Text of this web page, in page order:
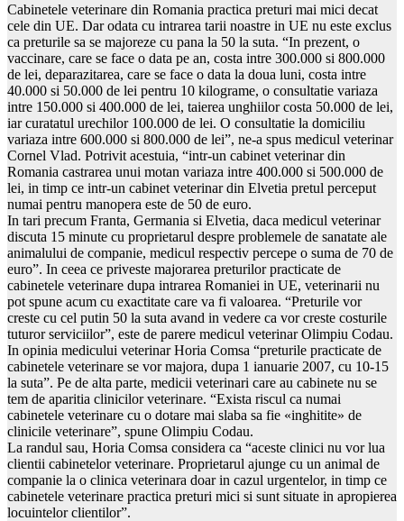
Cabinetele veterinare din Romania practica preturi mai mici decat
cele din UE. Dar odata cu intrarea tarii noastre in UE nu este exclus
ca preturile sa se majoreze cu pana la 50 la suta. “In prezent, o
vaccinare, care se face o data pe an, costa intre 300.000 si 800.000
de lei, deparazitarea, care se face o data la doua luni, costa intre
40.000 si 50.000 de lei pentru 10 kilograme, o consultatie variaza
intre 150.000 si 400.000 de lei, taierea unghiilor costa 50.000 de lei,
iar curatatul urechilor 100.000 de lei. O consultatie la domiciliu
variaza intre 600.000 si 800.000 de lei”, ne-a spus medicul veterinar
Cornel Vlad. Potrivit acestuia, “intr-un cabinet veterinar din
Romania castrarea unui motan variaza intre 400.000 si 500.000 de
lei, in timp ce intr-un cabinet veterinar din Elvetia pretul perceput
numai pentru manopera este de 50 de euro.
In tari precum Franta, Germania si Elvetia, daca medicul veterinar
discuta 15 minute cu proprietarul despre problemele de sanatate ale
animalului de companie, medicul respectiv percepe o suma de 70 de
euro”. In ceea ce priveste majorarea preturilor practicate de
cabinetele veterinare dupa intrarea Romaniei in UE, veterinarii nu
pot spune acum cu exactitate care va fi valoarea. “Preturile vor
creste cu cel putin 50 la suta avand in vedere ca vor creste costurile
tuturor serviciilor”, este de parere medicul veterinar Olimpiu Codau.
In opinia medicului veterinar Horia Comsa “preturile practicate de
cabinetele veterinare se vor majora, dupa 1 ianuarie 2007, cu 10-15
la suta”. Pe de alta parte, medicii veterinari care au cabinete nu se
tem de aparitia clinicilor veterinare. “Exista riscul ca numai
cabinetele veterinare cu o dotare mai slaba sa fie «inghitite» de
clinicile veterinare”, spune Olimpiu Codau.
La randul sau, Horia Comsa considera ca “aceste clinici nu vor lua
clientii cabinetelor veterinare. Proprietarul ajunge cu un animal de
companie la o clinica veterinara doar in cazul urgentelor, in timp ce
cabinetele veterinare practica preturi mici si sunt situate in apropierea
locuintelor clientilor”.